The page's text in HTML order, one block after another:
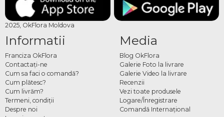
2025, OkFlora Moldova
Informatii
Franciza OkFlora
Contactaţi-ne
Cum sa faci o comandă?
Cum plătesc?
Cum livrăm?
Termeni, condiţii
Despre noi
Media
Blog OkFlora
Galerie Foto la livrare
Galerie Video la livrare
Recenzii
Vezi toate produsele
Logare/Înregistrare
Comandă Internațional